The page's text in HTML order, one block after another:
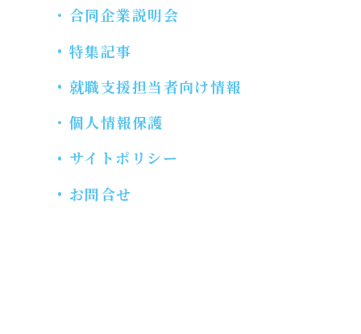
合同企業説明会
特集記事
就職支援担当者向け情報
個人情報保護
サイトポリシー
お問合せ